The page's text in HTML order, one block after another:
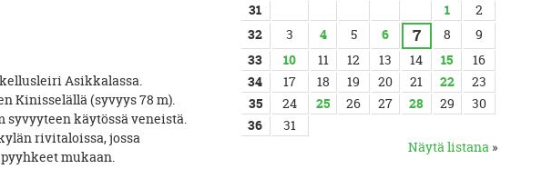
Asikkalassa.
Kinisselällä (syvyys 78 m).
syvyyteen käytössä veneistä.
rivitaloissa, jossa
mukaan.
31
1
2
32
3 4 5 6 7 8
9
33
10 11 12 13 14 15
16
34
17 18 19 20 21 22
23
35
24 25 26 27 28 29
30
36
31
Näytä listana »